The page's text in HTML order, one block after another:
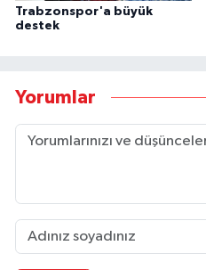
Trabzonspor'a büyük
destek
Yorumlar